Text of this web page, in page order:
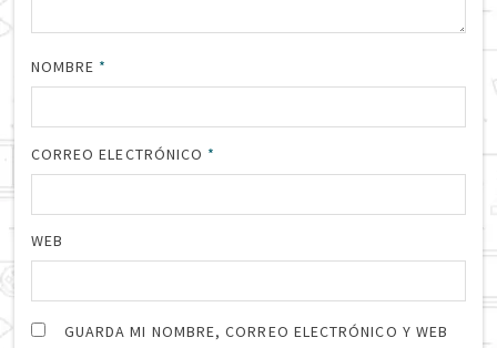
NOMBRE *
CORREO ELECTRÓNICO *
WEB
GUARDA MI NOMBRE, CORREO ELECTRÓNICO Y WEB